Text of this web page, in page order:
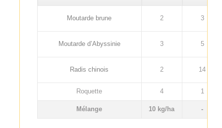
Moutarde brune 2 3
Moutarde d’Abyssinie 3 5
Radis chinois 2 14
Roquette 4 1
Mélange 10 kg/ha -